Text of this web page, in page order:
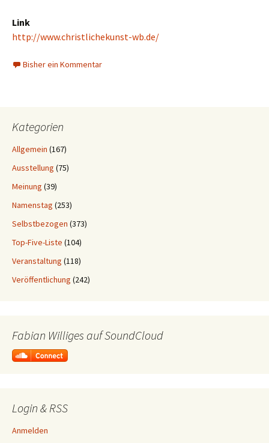
Link
http://www.christlichekunst-wb.de/
Bisher ein Kommentar
Kategorien
Allgemein (167)
Ausstellung (75)
Meinung (39)
Namenstag (253)
Selbstbezogen (373)
Top-Five-Liste (104)
Veranstaltung (118)
Veröffentlichung (242)
Fabian Williges auf SoundCloud
Login & RSS
Anmelden